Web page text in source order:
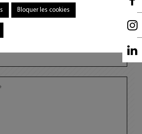
Bloquer les cookies